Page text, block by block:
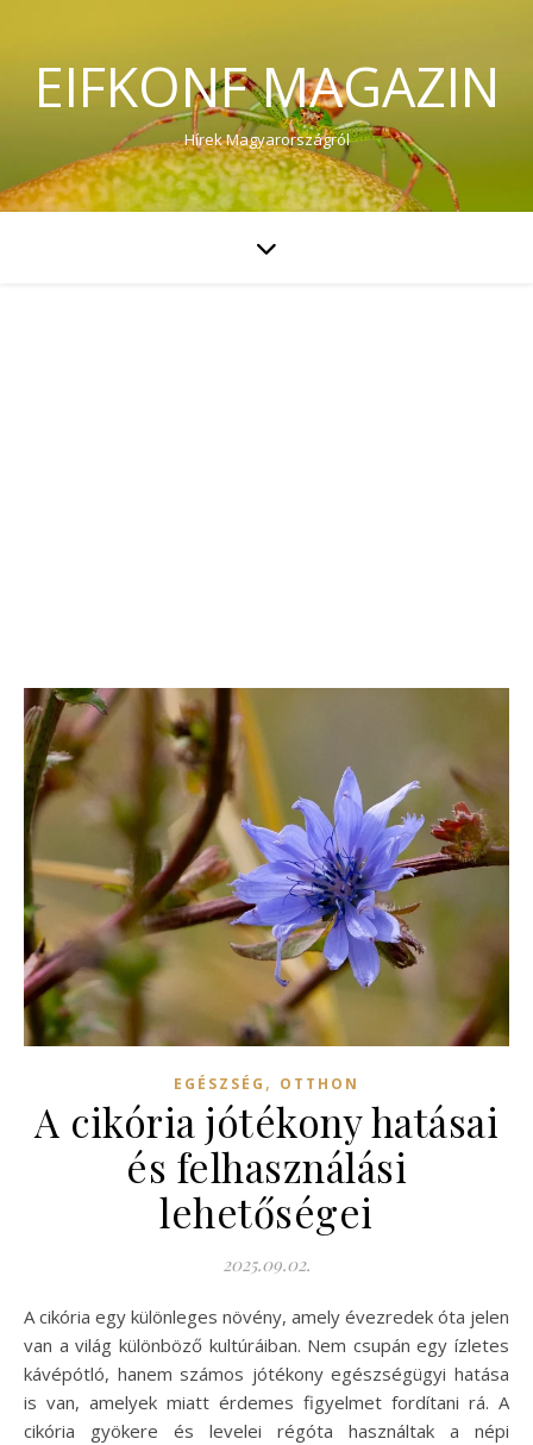
EIFKONF MAGAZIN
Hírek Magyarországról
EGÉSZSÉG , OTTHON
A cikória jótékony hatásai
és felhasználási
lehetőségei
2025.09.02.
A cikória egy különleges növény, amely évezredek óta jelen
van a világ különböző kultúráiban. Nem csupán egy ízletes
kávépótló, hanem számos jótékony egészségügyi hatása
is van, amelyek miatt érdemes figyelmet fordítani rá. A
cikória gyökere és levelei régóta használtak a népi